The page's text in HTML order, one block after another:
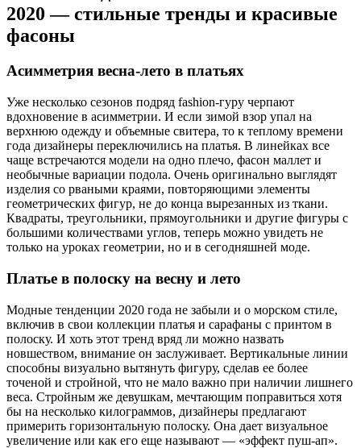
2020 — стильные тренды и красивые
фасоны
Асимметрия весна-лето в платьях
Уже несколько сезонов подряд fashion-гуру черпают
вдохновение в асимметрии. И если зимой взор упал на
верхнюю одежду и объемные свитера, то к теплому времени
года дизайнеры переключились на платья. В линейках все
чаще встречаются модели на одно плечо, фасон маллет и
необычные вариации подола. Очень оригинально выглядят
изделия со рваными краями, повторяющими элементы
геометрических фигур, не до конца вырезанных из ткани.
Квадраты, треугольники, прямоугольники и другие фигуры с
большими количествами углов, теперь можно увидеть не
только на уроках геометрии, но и в сегодняшней моде.
Платье в полоску на весну и лето
Модные тенденции 2020 года не забыли и о морском стиле,
включив в свои коллекции платья и сарафаны с принтом в
полоску. И хоть этот тренд вряд ли можно назвать
новшеством, внимание он заслуживает. Вертикальные линии
способны визуально вытянуть фигуру, сделав ее более
точеной и стройной, что не мало важно при наличии лишнего
веса. Стройным же девушкам, мечтающим поправиться хотя
бы на несколько килограммов, дизайнеры предлагают
примерить горизонтальную полоску. Она дает визуальное
увеличение или как его еще называют — «эффект пуш-ап».